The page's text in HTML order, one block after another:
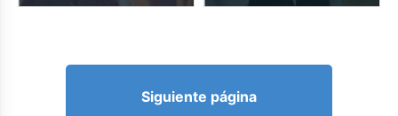
Siguiente página